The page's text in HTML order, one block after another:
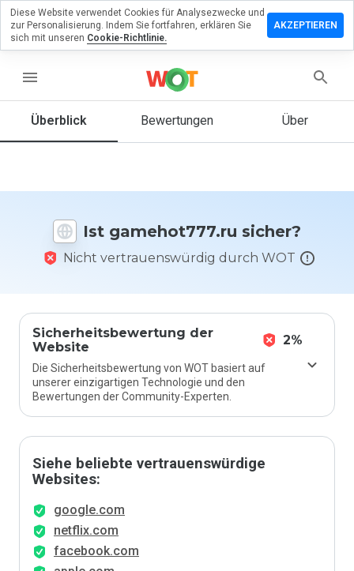
menu
Überblick Bewertungen Über
Ist gamehot777.ru sicher?
Nicht vertrauenswürdig durch WOT
Sicherheitsbewertung der
Website
2%
Die Sicherheitsbewertung von WOT basiert auf
unserer einzigartigen Technologie und den
Bewertungen der Community-Experten.
Siehe beliebte vertrauenswürdige
Websites:
google.com
netflix.com
facebook.com
zu
Sie diese
auf einer
Skala von
bewerten?
Diese Website verwendet Cookies für Analysezwecke und
zur Personalisierung. Indem Sie fortfahren, erklären Sie
sich mit unseren Cookie-Richtlinie.
AKZEPTIEREN